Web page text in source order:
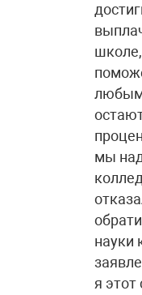
любым
мы
науки
я